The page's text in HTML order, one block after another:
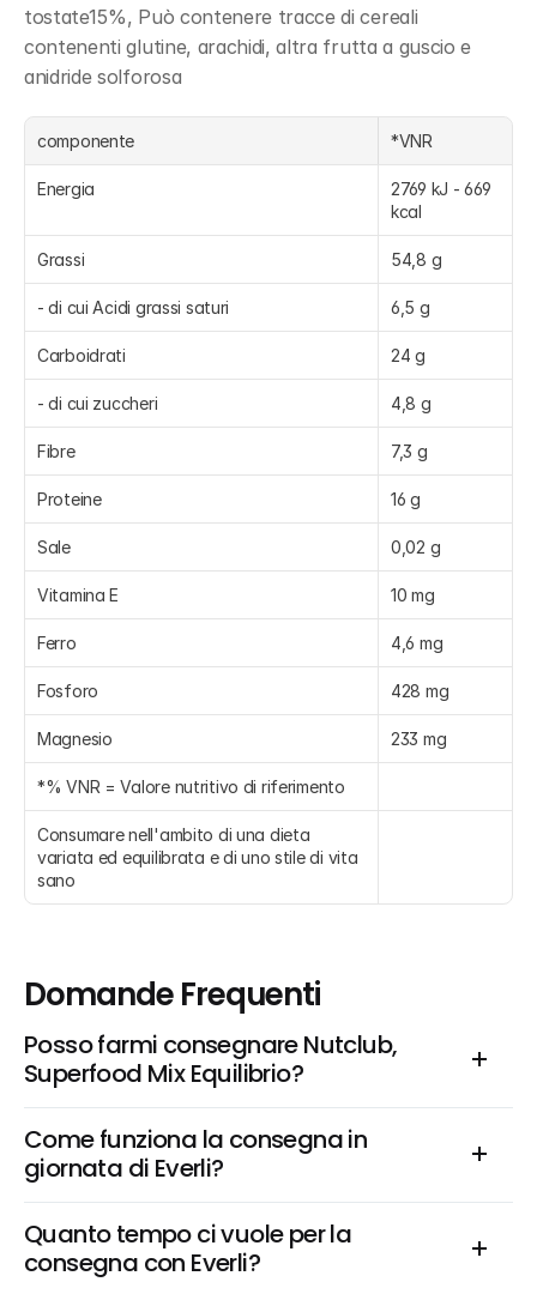
tostate15%, Può contenere tracce di cereali
contenenti glutine, arachidi, altra frutta a guscio e
anidride solforosa
componente *VNR
Energia
2769 kJ - 669
kcal
Grassi 54,8 g
- di cui Acidi grassi saturi 6,5 g
Carboidrati 24 g
- di cui zuccheri 4,8 g
Fibre 7,3 g
Proteine 16 g
Sale 0,02 g
Vitamina E 10 mg
Ferro 4,6 mg
Fosforo 428 mg
Magnesio 233 mg
*% VNR = Valore nutritivo di riferimento
Consumare nell'ambito di una dieta
variata ed equilibrata e di uno stile di vita
sano
Domande Frequenti
Posso farmi consegnare Nutclub,
Superfood Mix Equilibrio?
Come funziona la consegna in
giornata di Everli?
Quanto tempo ci vuole per la
consegna con Everli?